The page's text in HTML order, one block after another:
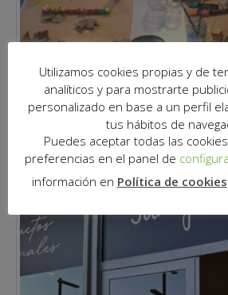
Utilizamos cookies propias y de
analíticos y para mostrarte
personalizado en base a un perfil
tus hábitos de
Puedes aceptar todas las
preferencias en el panel de
información en Política de cookies